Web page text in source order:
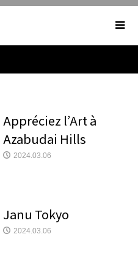
Appréciez l’Art à
Azabudai Hills
2024.03.06
Janu Tokyo
2024.03.06